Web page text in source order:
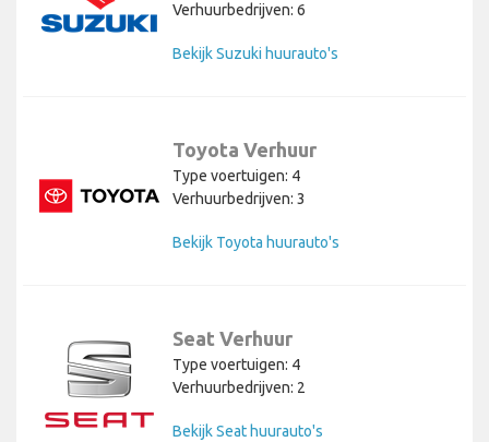
Verhuurbedrijven: 6
Bekijk Suzuki huurauto's
Toyota Verhuur
Type voertuigen: 4
Verhuurbedrijven: 3
Bekijk Toyota huurauto's
Seat Verhuur
Type voertuigen: 4
Verhuurbedrijven: 2
Bekijk Seat huurauto's